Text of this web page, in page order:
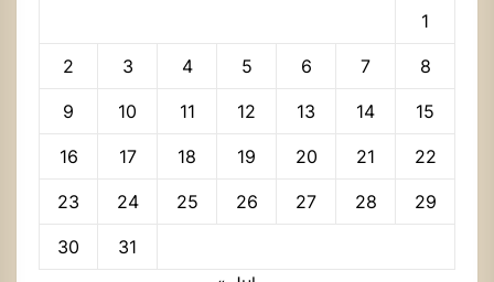
1
2 3 4 5 6 7 8
9 10 11 12 13 14 15
16 17 18 19 20 21 22
23 24 25 26 27 28 29
30
31